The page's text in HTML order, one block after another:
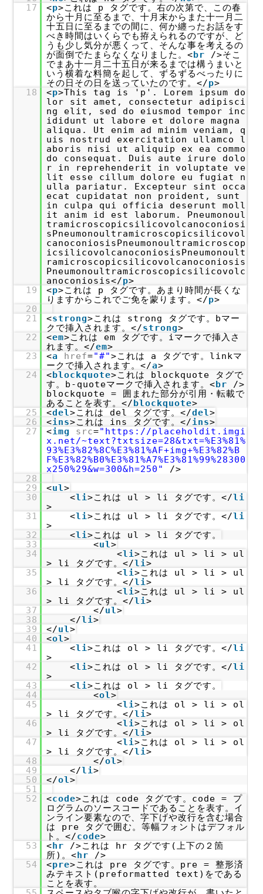
17
<p>これは p タグです。右の次第で、この春
から十月に至るまで、十月末からまた十一月二
十五日に至るまでの間に、何か纏ったお話をす
べき時間はいくらでも拵えられるのですが、ど
うも少し気分が悪くって、そんな事を考えるの
が面倒でたまらなくなりました。<br
/>そこ
でまあ十一月二十五日が来るまでは構うまいと
いう横着な料簡を起して、ずるずるべったりに
その日その日を送っていたのです。</p>
18
<p>This tag is 'p'. Lorem ipsum do
lor sit amet, consectetur adipisci
ng elit, sed do eiusmod tempor inc
ididunt ut labore et dolore magna
aliqua. Ut enim ad minim veniam, q
uis nostrud exercitation ullamco l
aboris nisi ut aliquip ex ea commo
do consequat. Duis aute irure dolo
r in reprehenderit in voluptate ve
lit esse cillum dolore eu fugiat n
ulla pariatur. Excepteur sint occa
ecat cupidatat non proident, sunt
in culpa qui officia deserunt moll
it anim id est laborum. Pneumonoul
tramicroscopicsilicovolcanoconiosi
sPneumonoultramicroscopicsilicovol
canoconiosisPneumonoultramicroscop
icsilicovolcanoconiosisPneumonoult
ramicroscopicsilicovolcanoconiosis
Pneumonoultramicroscopicsilicovolc
anoconiosis</p>
19
<p>これは p タグです。あまり時間が長くな
りますからこれでご免を蒙ります。</p>
20
21
<strong>これは strong タグです。bマー
クで挿入されます。</strong>
22
<em>これは em タグです。iマークで挿入さ
れます。</em>
23
<a href="#">これは a タグです。linkマ
ークで挿入されます。</a>
24
<blockquote>これは blockquote タグで
す。b-quoteマークで挿入されます。<br
/>
blockquote = 囲まれた部分が引用・転載で
あることを表す。</blockquote>
25
<del>これは del タグです。</del>
26
<ins>これは ins タグです。</ins>
27
<img src="https://placeholdit.imgi
x.net/~text?txtsize=28&txt=%E3%81%
93%E3%82%8C%E3%81%AF+img+%E3%82%B
F%E3%82%B0%E3%81%A7%E3%81%99%28300
x250%29&w=300&h=250"
/>
28
29
<ul>
30
<li>これは ul > li タグです。</li
>
31
<li>これは ul > li タグです。</li
>
32
<li>これは ul > li タグです。
33
<ul>
34
<li>これは ul > li > ul
> li タグです。</li>
35
<li>これは ul > li > ul
> li タグです。</li>
36
<li>これは ul > li > ul
> li タグです。</li>
37
</ul>
38
</li>
39
</ul>
40
<ol>
41
<li>これは ol > li タグです。</li
>
42
<li>これは ol > li タグです。</li
>
43
<li>これは ol > li タグです。
44
<ol>
45
<li>これは ol > li > ol
> li タグです。</li>
46
<li>これは ol > li > ol
> li タグです。</li>
47
<li>これは ol > li > ol
> li タグです。</li>
48
</ol>
49
</li>
50
</ol>
51
52
<code>これは code タグです。code = プ
ログラムのソースコードであることを表す。イ
ンライン要素なので、字下げや改行を含む場合
は pre タグで囲む。等幅フォントはデフォル
ト。</code>
53
<hr
/>これは hr タグです(上下の２箇
所)。<hr
/>
54
<pre>これは pre タグです。pre = 整形済
みテキスト(preformatted text)をである
ことを表す。